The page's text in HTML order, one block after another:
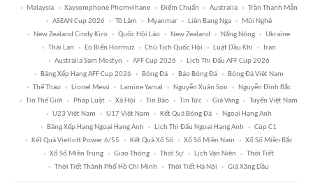
Malaysia Xaysomphone Phomvihane Điểm Chuẩn Australia
Trần Thanh Mẫn
ASEAN Cup 2026
Tô Lâm Myanmar Liên Bang Nga
Mũi Nghê
New Zealand Cindy Kiro
Quốc Hội Lào New Zealand Nắng Nóng
Ukraine
Thái Lan
Eo Biển Hormuz Chủ Tịch Quốc Hội Luật Dầu Khí
Iran
Australia Sam Mostyn
AFF Cup 2026
Lịch Thi Đấu AFF Cup 2026
Bảng Xếp Hạng AFF Cup 2026
Bóng Đá Báo Bóng Đá
Bóng Đá Việt Nam
Thể Thao
Lionel Messi Lamine Yamal Nguyễn Xuân Son
Nguyễn Đình Bắc
Tin Thế Giới
Pháp Luật Xã Hội Tin Bão Tin Tức Giá Vàng
Tuyển Việt Nam
U23 Việt Nam
U17 Việt Nam Kết Quả Bóng Đá
Ngoại Hạng Anh
Bảng Xếp Hạng Ngoại Hạng Anh
Lịch Thi Đấu Ngoại Hạng Anh
Cúp C1
Kết Quả Vietlott Power 6/55
Kết Quả Xổ Số Xổ Số Miền Nam
Xổ Số Miền Bắc
Xổ Số Miền Trung
Giao Thông Thời Sự Lịch Vạn Niên
Thời Tiết
Thời Tiết Thành Phố Hồ Chí Minh
Thời Tiết Hà Nội Giá Xăng Dầu